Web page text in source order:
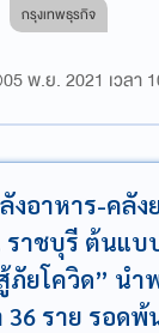
กรุงเทพธุรกิจ
05 พ.ย. 2021 เวลา
งอาหาร-คลัง
ราชบุรี ต้นแ
ภัยโควิด” นำ
ราย รอดพ้